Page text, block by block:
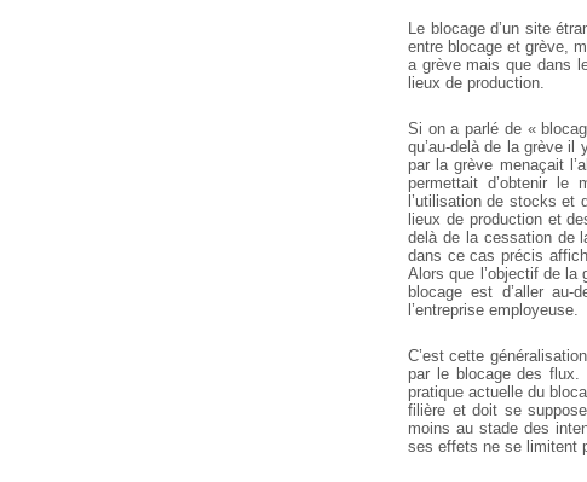
Le blocage d’un site
entre blocage et grève,
a grève mais que dans
lieux de production.
Si on a parlé de «
qu’au-delà de la grève
par la grève menaçait
permettait d’obtenir le
l’utilisation de stocks et
lieux de production et
delà de la cessation de
dans ce cas précis
Alors que l’objectif de la
blocage est d’aller
l’entreprise employeuse.
C’est cette
par le blocage des
pratique actuelle du
filière et doit se
moins au stade des
ses effets ne se limitent